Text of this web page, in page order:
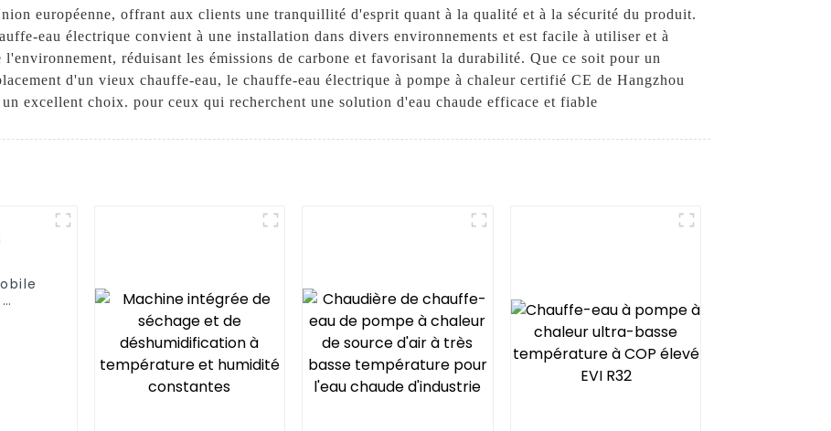
européenne, offrant aux clients une tranquillité d'esprit quant à la qualité et à la sécurité du produit.
eau électrique convient à une installation dans divers environnements et est facile à utiliser et à
l'environnement, réduisant les émissions de carbone et favorisant la durabilité. Que ce soit pour un
d'un vieux chauffe-eau, le chauffe-eau électrique à pompe à chaleur certifié CE de Hangzhou
excellent choix. pour ceux qui recherchent une solution d'eau chaude efficace et fiable